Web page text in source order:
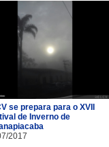
se prepara para o XVII
de Inverno de
2017